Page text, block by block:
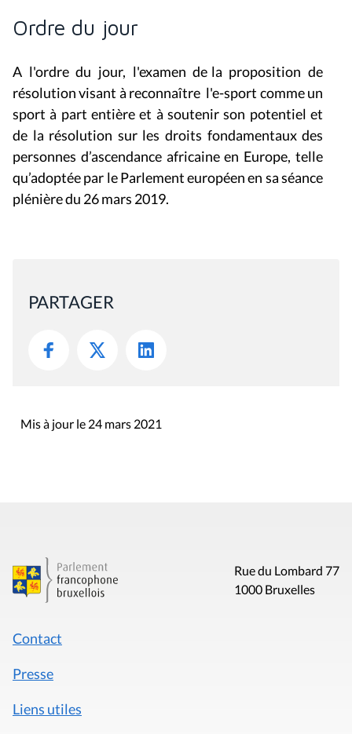
Ordre du jour
A l'ordre du jour, l'examen de la proposition de
résolution visant à reconnaître l'e-sport comme un
sport à part entière et à soutenir son potentiel et
de la résolution sur les droits fondamentaux des
personnes d’ascendance africaine en Europe, telle
qu’adoptée par le Parlement européen en sa séance
plénière du 26 mars 2019.
PARTAGER
Mis à jour le 24 mars 2021
Rue du Lombard 77
1000 Bruxelles
Contact
Presse
Liens utiles